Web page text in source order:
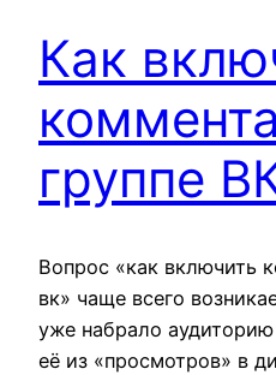
Как
группе
Вопрос «как включить
вк» чаще всего
уже набрало
её из «просмотров» в